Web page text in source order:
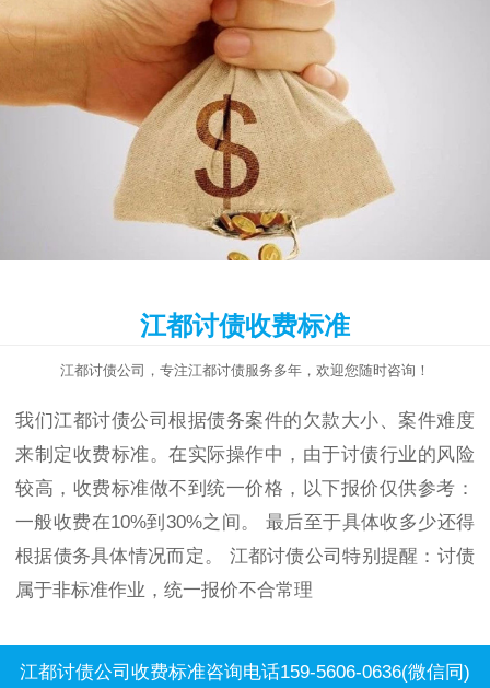
江都讨债收费标准
江都讨债公司，专注江都讨债服务多年，欢迎您随时咨询！
我们江都讨债公司根据债务案件的欠款大小、案件难度
来制定收费标准。在实际操作中，由于讨债行业的风险
较高，收费标准做不到统一价格，以下报价仅供参考：
一般收费在10%到30%之间。 最后至于具体收多少还得
根据债务具体情况而定。 江都讨债公司特别提醒：讨债
属于非标准作业，统一报价不合常理
江都讨债公司收费标准咨询电话159-5606-0636(微信同)